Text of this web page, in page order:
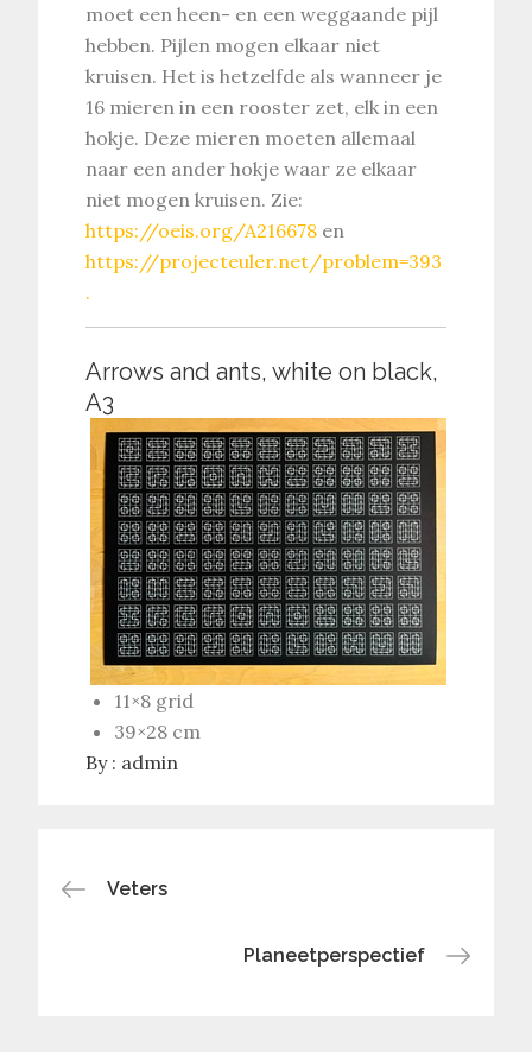
moet een heen- en een weggaande pijl
hebben. Pijlen mogen elkaar niet
kruisen. Het is hetzelfde als wanneer je
16 mieren in een rooster zet, elk in een
hokje. Deze mieren moeten allemaal
naar een ander hokje waar ze elkaar
niet mogen kruisen. Zie:
https://oeis.org/A216678 en
https://projecteuler.net/problem=393
.
Arrows and ants, white on black,
A3
11×8 grid
39×28 cm
By : admin
Bericht
navigatie
Veters
Planeetperspectief